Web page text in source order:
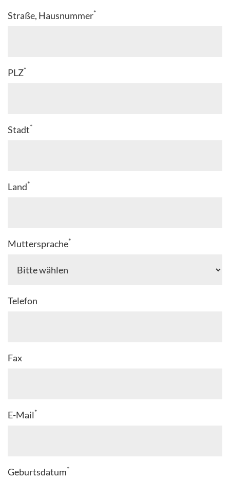
Straße, Hausnummer*
PLZ*
Stadt*
Land*
Muttersprache*
Telefon
Fax
E-Mail*
Geburtsdatum*